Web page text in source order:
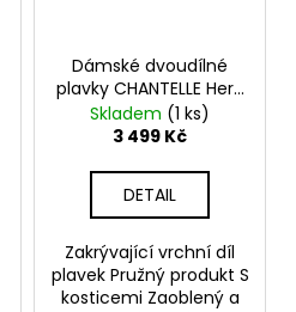
Dámské dvoudílné
plavky CHANTELLE Hera
C16WM0-C16WA0
Skladem (1 ks)
3 499 Kč
DETAIL
Zakrývající vrchní díl
plavek Pružný produkt S
kosticemi Zaoblený a